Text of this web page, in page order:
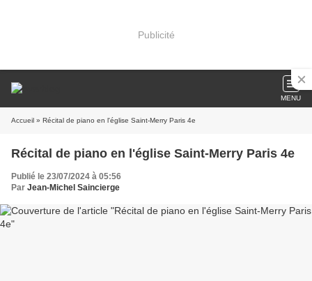
Publicité
MENU
Accueil » Récital de piano en l'église Saint-Merry Paris 4e
Récital de piano en l'église Saint-Merry Paris 4e
Publié le 23/07/2024 à 05:56
Par Jean-Michel Saincierge